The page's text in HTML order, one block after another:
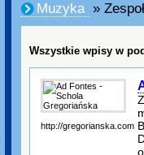
Muzyka »
Wszystkie wpisy w
http://gregorianska.com